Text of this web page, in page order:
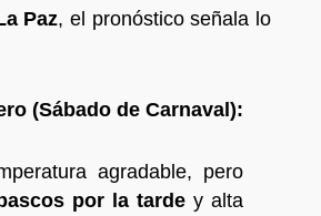
Paz, el pronóstico señala lo
(Sábado de Carnaval):
agradable, pero
por la tarde y alta